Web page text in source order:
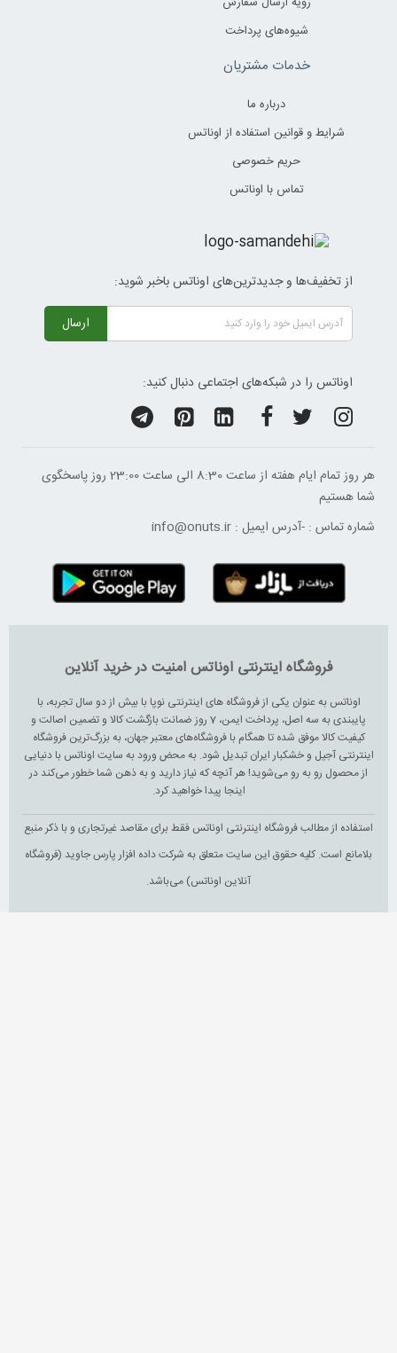
شیوه‌های پرداخت
خدمات مشتریان
درباره ما
شرایط و قوانین استفاده از اوناتس
حریم خصوصی
تماس با اوناتس
از تخفیف‌ها و جدیدترین‌های اوناتس باخبر شوید:
ارسال
اوناتس را در شبکه‌های اجتماعی دنبال کنید:
هر روز تمام ایام هفته از ساعت 8:30 الی ساعت 23:00 ‌روز پاسخگوی
شما هستیم
شماره تماس : -آدرس ایمیل : info@onuts.ir
فروشگاه اینترنتی اوناتس امنیت در خرید آنلاین
اوناتس به عنوان یکی از فروشگاه های اینترنتی نوپا با بیش از دو سال تجربه، با
پایبندی به سه اصل، پرداخت ایمن، 7 روز ضمانت بازگشت کالا و تضمین اصالت و
کیفیت کالا موفق شده تا همگام با فروشگاه‌های معتبر جهان، به بزرگ‌ترین فروشگاه
اینترنتی آجیل و خشکبار ایران تبدیل شود. به محض ورود به سایت اوناتس با دنیایی
از محصول رو به رو می‌شوید! هر آنچه که نیاز دارید و به ذهن شما خطور می‌کند در
اینجا پیدا خواهید کرد.
استفاده از مطالب فروشگاه اینترنتی اوناتس فقط برای مقاصد غیرتجاری و با ذکر منبع
بلامانع است. کلیه حقوق این سایت متعلق به شرکت داده افزار پارس جاوید (فروشگاه
آنلاین اوناتس) می‌باشد.